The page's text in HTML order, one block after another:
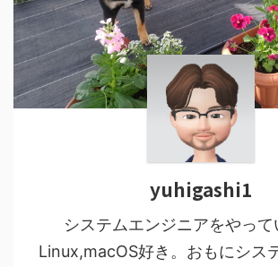
yuhigashi1
システムエンジニアをやって
Linux,macOS好き。おもにシス